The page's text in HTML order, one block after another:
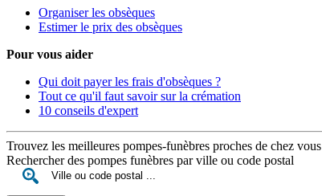
Organiser les obsèques
Estimer le prix des obsèques
Pour vous aider
Qui doit payer les frais d'obsèques ?
Tout ce qu'il faut savoir sur la crémation
10 conseils d'expert
Trouvez les meilleures pompes-funèbres proches de chez vous
Rechercher des pompes funèbres par ville ou code postal